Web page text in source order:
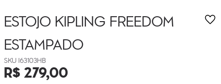
ESTOJO KIPLING FREEDOM
ESTAMPADO
I63103HB
R$279,00